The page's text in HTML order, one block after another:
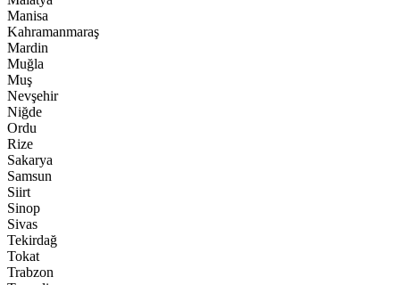
Manisa
Kahramanmaraş
Mardin
Muğla
Muş
Nevşehir
Niğde
Ordu
Rize
Sakarya
Samsun
Siirt
Sinop
Sivas
Tekirdağ
Tokat
Trabzon